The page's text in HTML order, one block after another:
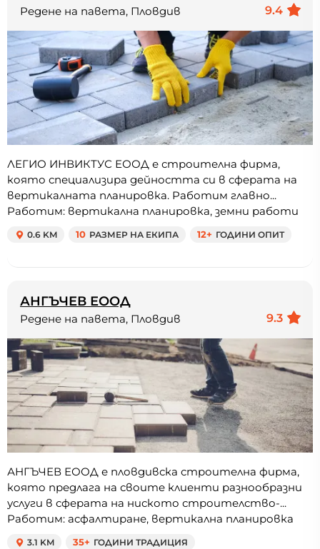
9.4
Редене на павета, Пловдив
ЛЕГИО ИНВИКТУС ЕООД е строителна фирма,
която специализира дейността си в сферата на
вертикалната планировка. Работим главно...
Работим: вертикална планировка, земни работи
0.6 KM 10 РАЗМЕР НА ЕКИПА 12+ ГОДИНИ ОПИТ
АНГЪЧЕВ ЕООД
9.3
Редене на павета, Пловдив
АНГЪЧЕВ ЕООД е пловдивска строителна фирма,
която предлага на своите клиенти разнообразни
услуги в сферата на ниското строителство-...
Работим: асфалтиране, вертикална планировка
3.1 KM 35+ ГОДИНИ ТРАДИЦИЯ